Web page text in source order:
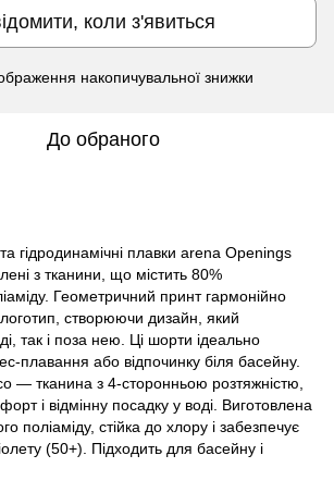
коли з'явиться
накопичувальної знижки
До обраного
гідродинамічні плавки arena Openings
з тканини, що містить 80%
Геометричний принт гармонійно
створюючи дизайн, який
так і поза нею. Ці шорти ідеально
плавання або відпочинку біля басейну.
— тканина з 4-сторонньою розтяжністю,
і відмінну посадку у воді. Виготовлена
поліаміду, стійка до хлору і забезпечує
(50+). Підходить для басейну і